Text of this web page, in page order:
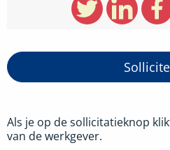
Als je op de sollicitatieknop
van de werkgever.